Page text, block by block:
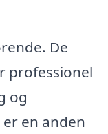
De
professionel
og
en anden